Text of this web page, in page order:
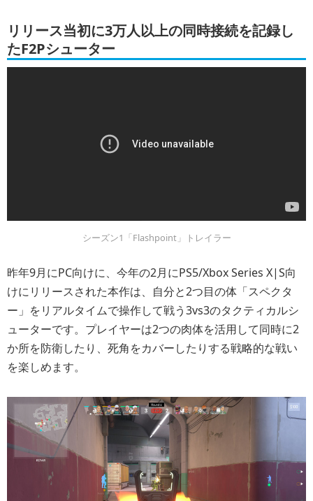
リリース当初に3万人以上の同時接続を記録し
たF2Pシューター
シーズン1「Flashpoint」トレイラー
昨年9月にPC向けに、今年の2月にPS5/Xbox Series X|S向
けにリリースされた本作は、自分と2つ目の体「スペクタ
ー」をリアルタイムで操作して戦う3vs3のタクティカルシ
ューターです。プレイヤーは2つの肉体を活用して同時に2
か所を防衛したり、死角をカバーしたりする戦略的な戦い
を楽しめます。